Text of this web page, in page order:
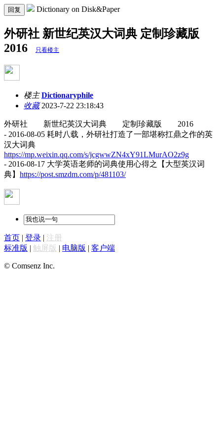
回复 Dictionary on Disk&Paper
外研社 新世纪英汉大词典 定制珍藏版
2016
只看楼主
楼主 Dictionaryphile
收藏2023-7-22 23:18:43
外研社 新世纪英汉大词典 定制珍藏版 2016
- 2016-08-05 耗时八载，外研社打造了一部堪称扛鼎之作的英
汉大词典
https://mp.weixin.qq.com/s/jcgwwZN4xY91LMurAO2z9g
- 2016-08-17 大学英语老师的词典使用心得之【大型英汉词
典】 https://post.smzdm.com/p/481103/
首页 | 登录 | 注册
标准版 | 触屏版 | 电脑版 | 客户端
© Comsenz Inc.